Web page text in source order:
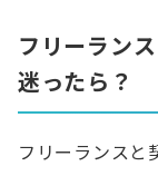
フリーラン
迷ったら？
フリーランスと